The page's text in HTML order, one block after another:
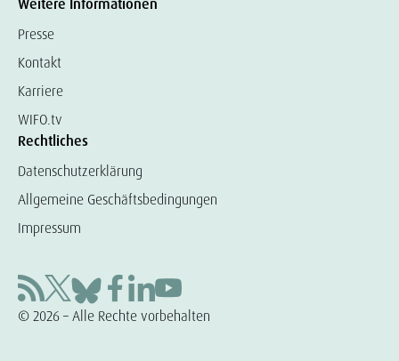
Weitere Informationen
Presse
Kontakt
Karriere
WIFO.tv
Rechtliches
Datenschutzerklärung
Allgemeine Geschäftsbedingungen
Impressum
© 2026 – Alle Rechte vorbehalten